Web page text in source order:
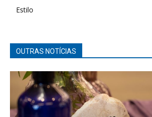
Estilo
OUTRAS NOTÍCIAS